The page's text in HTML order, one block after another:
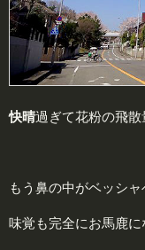
快晴過ぎて花粉の飛
もう鼻の中がベッシャ
味覚も完全にお馬鹿に